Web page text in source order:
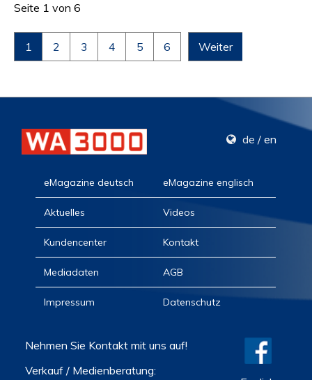
Seite 1 von 6
1 2 3 4 5 6 Weiter
de / en
eMagazine deutsch eMagazine englisch
Aktuelles Videos
Kundencenter Kontakt
Mediadaten AGB
Impressum Datenschutz
Nehmen Sie Kontakt mit uns auf!
Verkauf / Medienberatung: